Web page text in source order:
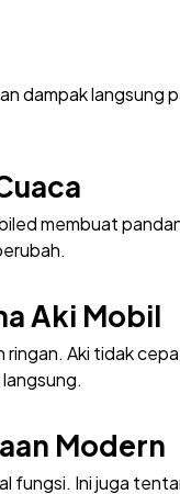
dampak langsung
membuat
Aki Mobil
ringan. Aki tidak
Modern
fungsi. Ini juga